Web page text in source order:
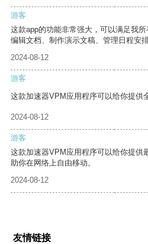
游客
这款app的功能非常强大，可以满足我
编辑文档、制作演示文稿、管理日程安排
2024-08-12
游客
这款加速器VPM应用程序可以给你提供
2024-08-12
游客
这款加速器VPM应用程序可以给你提供
助你在网络上自由移动。
2024-08-12
友情链接